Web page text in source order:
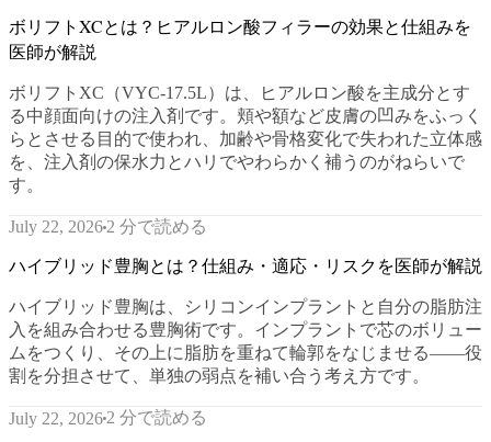
ボリフトXCとは？ヒアルロン酸フィラーの効果と仕組みを
医師が解説
ボリフトXC（VYC-17.5L）は、ヒアルロン酸を主成分とす
る中顔面向けの注入剤です。頬や額など皮膚の凹みをふっく
らとさせる目的で使われ、加齢や骨格変化で失われた立体感
を、注入剤の保水力とハリでやわらかく補うのがねらいで
す。
July 22, 2026 2 分で読める
ハイブリッド豊胸とは？仕組み・適応・リスクを医師が解説
ハイブリッド豊胸は、シリコンインプラントと自分の脂肪注
入を組み合わせる豊胸術です。インプラントで芯のボリュー
ムをつくり、その上に脂肪を重ねて輪郭をなじませる——役
割を分担させて、単独の弱点を補い合う考え方です。
July 22, 2026 2 分で読める